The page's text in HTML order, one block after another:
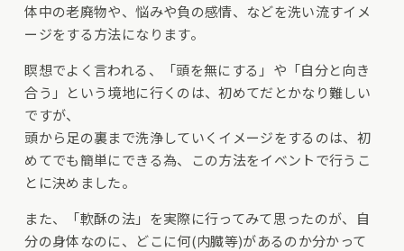
体中の老廃物や、悩みや負の感情、などを洗い流すイメ
ージをする方法になります。
瞑想でよく言われる、「頭を無にする」や「自分と向き
合う」という境地に行くのは、初めてだとかなり難しい
ですが、
頭から足の裏まで洗浄していくイメージをするのは、初
めてでも簡単にできる為、この方法をイベントで行うこ
とに決めました。
また、「軟酥の法」を実際に行ってみて思ったのが、自
分の身体なのに、どこに何(内臓等)があるのか分かって